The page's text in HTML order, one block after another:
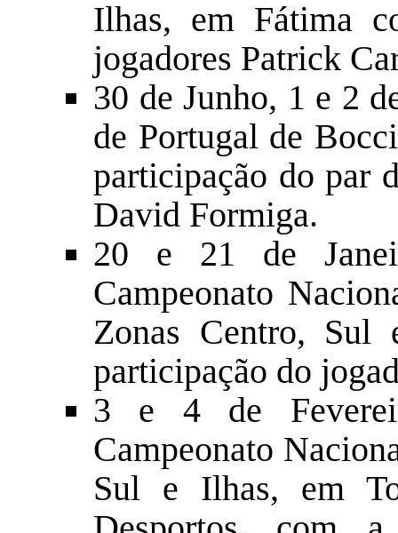
Ilhas, em Fátima
jogadores Patrick
30 de Junho, 1 e 2
de Portugal de
participação do par
David Formiga.
20 e 21 de
Campeonato
Zonas Centro,
participação do
3 e 4 de
Campeonato
Sul e Ilhas, em